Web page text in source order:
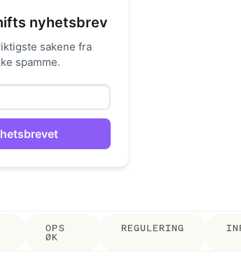
nyhetsbrev
sakene fra
spamme.
OPS
ØK
REGULERING